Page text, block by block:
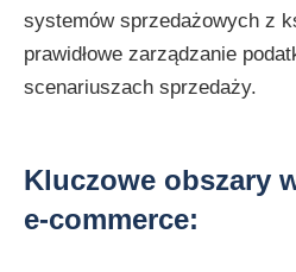
systemów sprzedażowych z
prawidłowe zarządzanie
scenariuszach sprzedaży.
Kluczowe obszary
e-commerce: